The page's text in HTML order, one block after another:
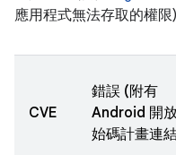
應用程式無法存取的權限
CVE
錯誤 (附有
Android 開
始碼計畫連